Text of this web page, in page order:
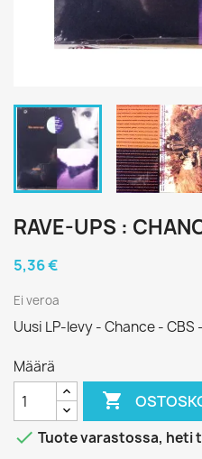
RAVE-UPS :
5,36 €
Ei veroa
Uusi LP-levy - Chance - CBS
Määrä

 Tuote varastossa, heti